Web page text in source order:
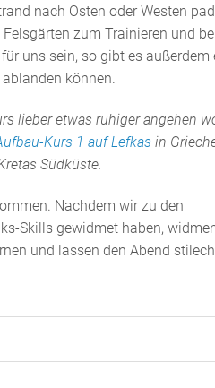
nach Osten oder Westen
zum Trainieren und
uns sein, so gibt es außerdem
können.
lieber etwas ruhiger angehen
Kurs 1 auf Lefkas in
Südküste.
Nachdem wir zu den
Skills gewidmet haben,
und lassen den Abend